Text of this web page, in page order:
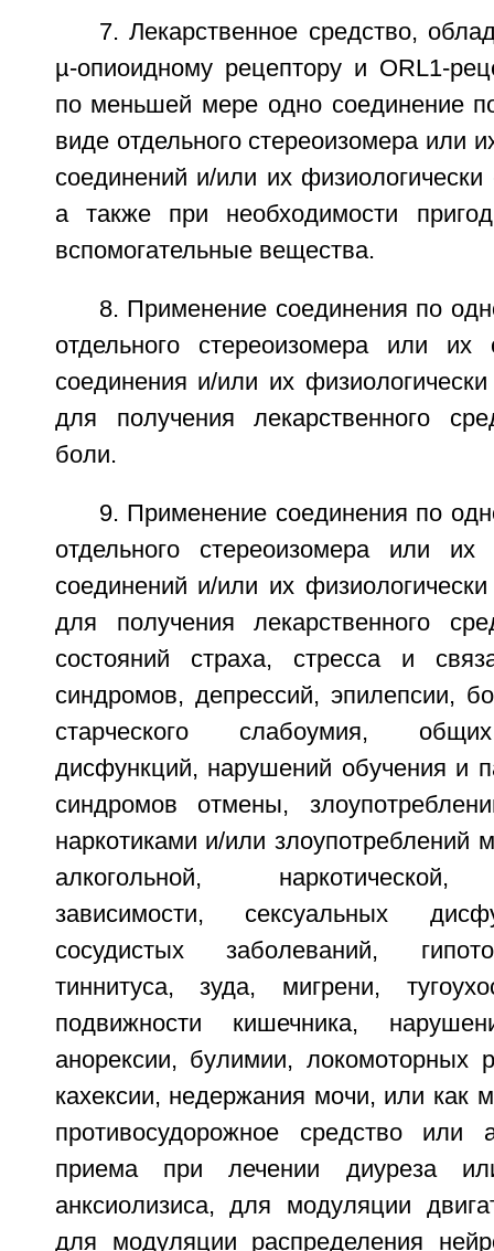
7. Лекарственное средство,
µ-опиоидному рецептору и ORL1-
по меньшей мере одно соединение
виде отдельного стереоизомера или
соединений и/или их
а также при необходимости
вспомогательные вещества.
8. Применение соединения по
отдельного стереоизомера или их
соединения и/или их
для получения лекарственного
боли.
9. Применение соединения по
отдельного стереоизомера или
соединений и/или их
для получения лекарственного
состояний страха, стресса и
синдромов, депрессий, эпилепсии,
старческого слабоумия,
дисфункций, нарушений обучения и
синдромов отмены,
наркотиками и/или злоупотреблений
алкогольной, наркотической,
зависимости, сексуальных
сосудистых заболеваний,
тиннитуса, зуда, мигрени,
подвижности кишечника,
анорексии, булимии, локомоторных
кахексии, недержания мочи, или как
противосудорожное средство или
приема при лечении диуреза или
анксиолизиса, для модуляции
для модуляции распределения